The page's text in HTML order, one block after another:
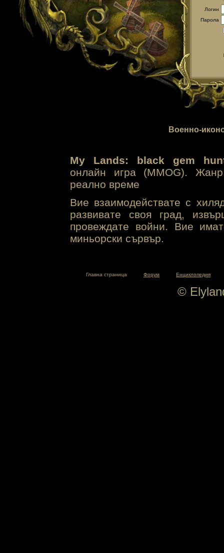
Логин
Парола
Военно-
My Lands: black gem
онлайн игра (MMOG).
реално време
Вие взаимодействате с
развивате своя град,
провеждате войни. Вие
миньорски сървър.
Главна страница Форум Енциклопедия
©